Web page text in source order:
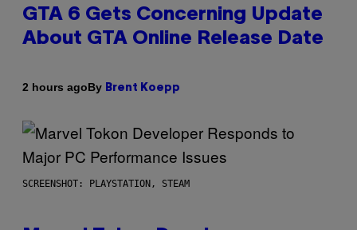
GTA 6 Gets Concerning Update
About GTA Online Release Date
2 hours agoBy Brent Koepp
SCREENSHOT: PLAYSTATION, STEAM